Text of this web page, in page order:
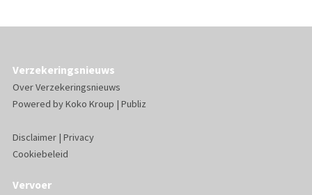
Verzekeringsnieuws
Over Verzekeringsnieuws
Powered byKoko Kroup | Publiz
Disclaimer| Privacy
Cookiebeleid
Vervoer